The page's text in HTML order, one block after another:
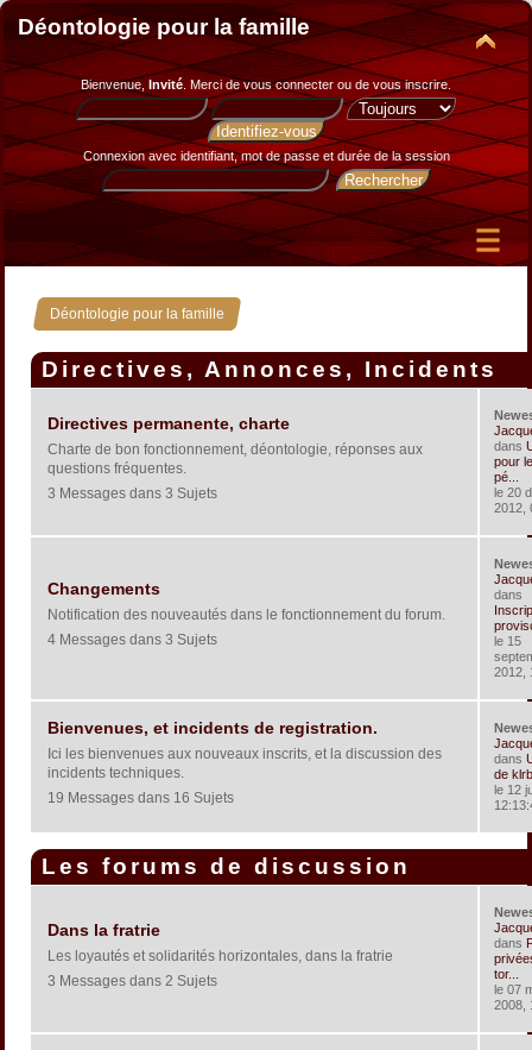
Déontologie pour la famille
Bienvenue, Invité. Merci devous connecter ou de vous inscrire.
Connexion avec identifiant, mot de passe et durée de la session
Déontologie pour la famille
Directives, Annonces, Incidents
Directives permanente, charte
Charte de bon fonctionnement, déontologie, réponses aux
questions fréquentes.
3 Messages dans 3 Sujets
dans
pour
pé...
le 20
2012,
Changements
Notification des nouveautés dans le fonctionnement du forum.
4 Messages dans 3 Sujets
dans
le 15
2012,
Bienvenues, et incidents de registration.
Ici les bienvenues aux nouveaux inscrits, et la discussion des
incidents techniques.
19 Messages dans 16 Sujets
dans
de
le 12
Les forums de discussion
Dans la fratrie
Les loyautés et solidarités horizontales, dans la fratrie
3 Messages dans 2 Sujets
dans
tor...
le 07
2008,